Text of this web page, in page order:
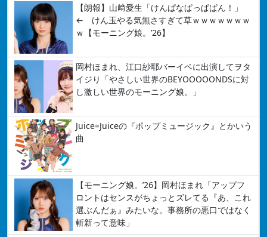
【朗報】山﨑愛生「けんぱなぱっぱぱん！」
← けん玉やる気無さすぎて草ｗｗｗｗｗｗｗ
ｗ【モーニング娘。’26】
岡村ほまれ、江口紗耶バーイベに出演してヲタ
イジり「やさしい世界のBEYOOOOONDSに対
し激しい世界のモーニング娘。」
Juice=Juiceの『ポップミュージック』とかいう
曲
【モーニング娘。’26】岡村ほまれ「アップフ
ロントはセンスがちょっとズレてる『あ、これ
選ぶんだぁ』みたいな。事務所の悪口ではなく
斬新って意味」